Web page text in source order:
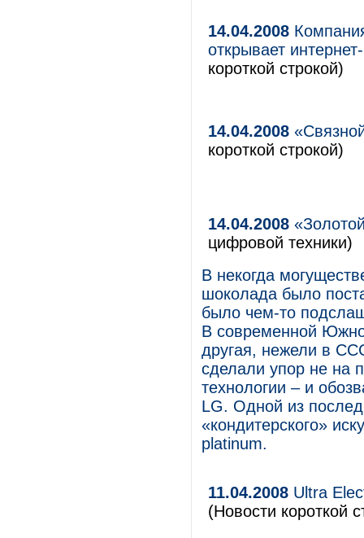
14.04.2008
открывает
короткой строкой)
14.04.2008
короткой строкой)
14.04.2008
цифровой техники)
В некогда
шоколада было
было чем-то
В современной
другая, нежели в
сделали упор не на
технологии – и
LG. Одной из
«кондитерского»
platinum.
11.04.2008 Ultra
(Новости короткой